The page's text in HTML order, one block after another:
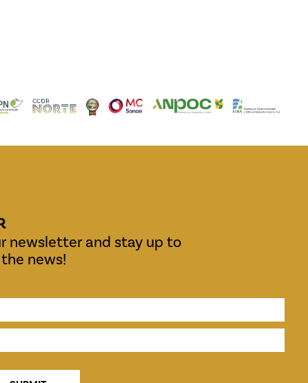
newsletter and stay up to
news!